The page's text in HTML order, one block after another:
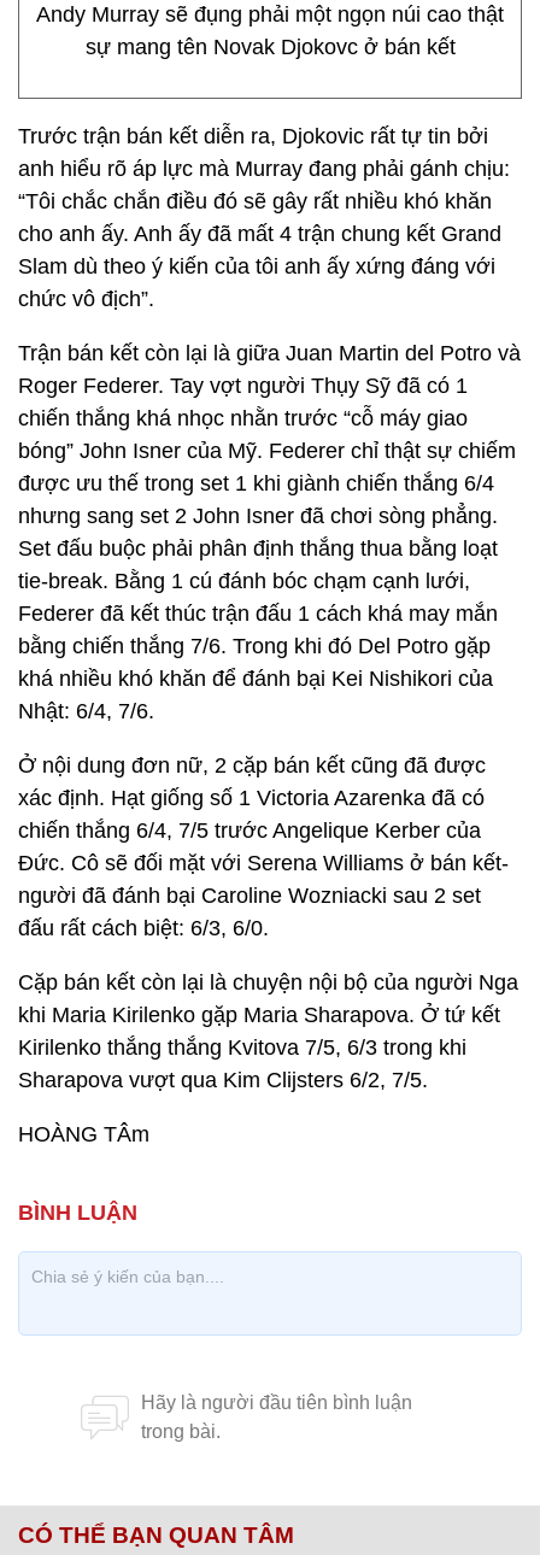
Andy Murray sẽ đụng phải một ngọn núi cao thật
sự mang tên Novak Djokovc ở bán kết
Trước trận bán kết diễn ra, Djokovic rất tự tin bởi
anh hiểu rõ áp lực mà Murray đang phải gánh chịu:
“Tôi chắc chắn điều đó sẽ gây rất nhiều khó khăn
cho anh ấy. Anh ấy đã mất 4 trận chung kết Grand
Slam dù theo ý kiến của tôi anh ấy xứng đáng với
chức vô địch”.
Trận bán kết còn lại là giữa Juan Martin del Potro và
Roger Federer. Tay vợt người Thụy Sỹ đã có 1
chiến thắng khá nhọc nhằn trước “cỗ máy giao
bóng” John Isner của Mỹ. Federer chỉ thật sự chiếm
được ưu thế trong set 1 khi giành chiến thắng 6/4
nhưng sang set 2 John Isner đã chơi sòng phẳng.
Set đấu buộc phải phân định thắng thua bằng loạt
tie-break. Bằng 1 cú đánh bóc chạm cạnh lưới,
Federer đã kết thúc trận đấu 1 cách khá may mắn
bằng chiến thắng 7/6. Trong khi đó Del Potro gặp
khá nhiều khó khăn để đánh bại Kei Nishikori của
Nhật: 6/4, 7/6.
Ở nội dung đơn nữ, 2 cặp bán kết cũng đã được
xác định. Hạt giống số 1 Victoria Azarenka đã có
chiến thắng 6/4, 7/5 trước Angelique Kerber của
Đức. Cô sẽ đối mặt với Serena Williams ở bán kết-
người đã đánh bại Caroline Wozniacki sau 2 set
đấu rất cách biệt: 6/3, 6/0.
Cặp bán kết còn lại là chuyện nội bộ của người Nga
khi Maria Kirilenko gặp Maria Sharapova. Ở tứ kết
Kirilenko thắng thắng Kvitova 7/5, 6/3 trong khi
Sharapova vượt qua Kim Clijsters 6/2, 7/5.
HOÀNG TÂm
CÓ THỂ BẠN QUAN TÂM